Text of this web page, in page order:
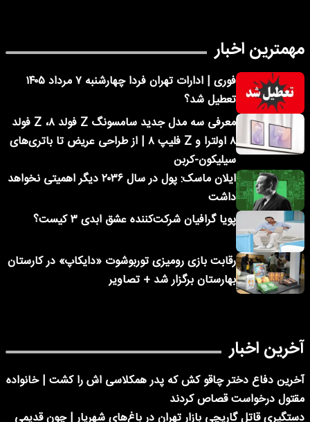
مهمترین اخبار
فوری | ادارات تهران فردا چهارشنبه ۷ مرداد ۱۴۰۵
تعطیل شد؟
معرفی سه مدل جدید سامسونگ Z فولد ۸، Z فولد
۸ اولترا و Z فلیپ ۸ | از طراحی عریض تا باتری‌های
سیلیکون-کربن
ایلان ماسک: پول در سال ۲۰۳۶ دیگر اهمیتی نخواهد
داشت
پویا گرافیان شرکت‌کننده عشق ابدی ۳ کیست؟
رقابت بازی رومیزی توربوشوت «دایکاپ» در کارستان
بهارستان برگزار شد + تصاویر
آخرین اخبار
آخرین دفاع دختر چاقو کش که پدر همکلاسی اش را کشت | خانواده
مقتول درخواست قصاص کردند
دستگیری قاتل گاریچی بازار تهران در باغ‌های شهریار | چون قدیمی